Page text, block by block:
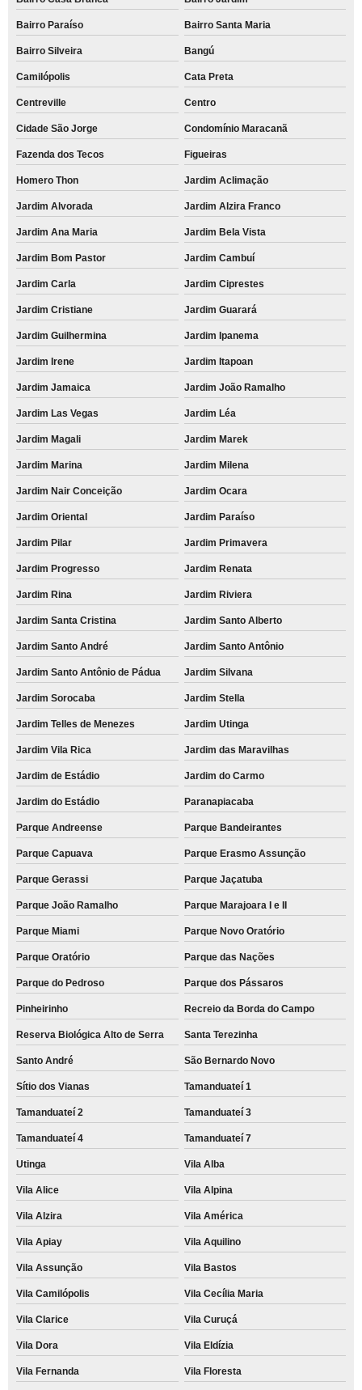
Bairro Paraíso Bairro Santa Maria
Bairro Silveira Bangú
Camilópolis Cata Preta
Centreville Centro
Cidade São Jorge Condomínio Maracanã
Fazenda dos Tecos Figueiras
Homero Thon Jardim Aclimação
Jardim Alvorada Jardim Alzira Franco
Jardim Ana Maria Jardim Bela Vista
Jardim Bom Pastor Jardim Cambuí
Jardim Carla Jardim Ciprestes
Jardim Cristiane Jardim Guarará
Jardim Guilhermina Jardim Ipanema
Jardim Irene Jardim Itapoan
Jardim Jamaica Jardim João Ramalho
Jardim Las Vegas Jardim Léa
Jardim Magali Jardim Marek
Jardim Marina Jardim Milena
Jardim Nair Conceição Jardim Ocara
Jardim Oriental Jardim Paraíso
Jardim Pilar Jardim Primavera
Jardim Progresso Jardim Renata
Jardim Rina Jardim Riviera
Jardim Santa Cristina Jardim Santo Alberto
Jardim Santo André Jardim Santo Antônio
Jardim Santo Antônio de Pádua Jardim Silvana
Jardim Sorocaba Jardim Stella
Jardim Telles de Menezes Jardim Utinga
Jardim Vila Rica Jardim das Maravilhas
Jardim de Estádio Jardim do Carmo
Jardim do Estádio Paranapiacaba
Parque Andreense Parque Bandeirantes
Parque Capuava Parque Erasmo Assunção
Parque Gerassi Parque Jaçatuba
Parque João Ramalho Parque Marajoara I e II
Parque Miami Parque Novo Oratório
Parque Oratório Parque das Nações
Parque do Pedroso Parque dos Pássaros
Pinheirinho Recreio da Borda do Campo
Reserva Biológica Alto de Serra Santa Terezinha
Santo André São Bernardo Novo
Sítio dos Vianas Tamanduateí 1
Tamanduateí 2 Tamanduateí 3
Tamanduateí 4 Tamanduateí 7
Utinga Vila Alba
Vila Alice Vila Alpina
Vila Alzira Vila América
Vila Apiay Vila Aquilino
Vila Assunção Vila Bastos
Vila Camilópolis Vila Cecília Maria
Vila Clarice Vila Curuçá
Vila Dora Vila Eldízia
Vila Fernanda Vila Floresta